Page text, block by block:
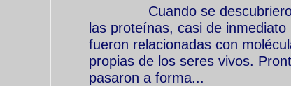
Cuando se
las proteínas, casi de inmediato
fueron relacionadas con
propias de los seres vivos.
pasaron a forma...